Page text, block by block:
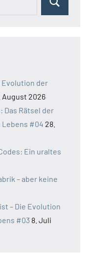
Suchen
Evolution der
August 2026
Das Rätsel der
Lebens #04 28.
Ein uraltes
– aber keine
– Die Evolution
#03 8. Juli